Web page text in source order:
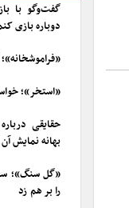
گفت‌وگو با
دوباره بازی
«استخر»؛
حقایقی
بهانه نمایش آن
«گل سنگ»؛
را بر هم زد